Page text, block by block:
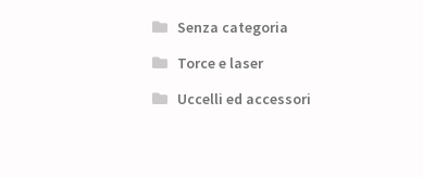
Senza categoria
Torce e laser
Uccelli ed accessori